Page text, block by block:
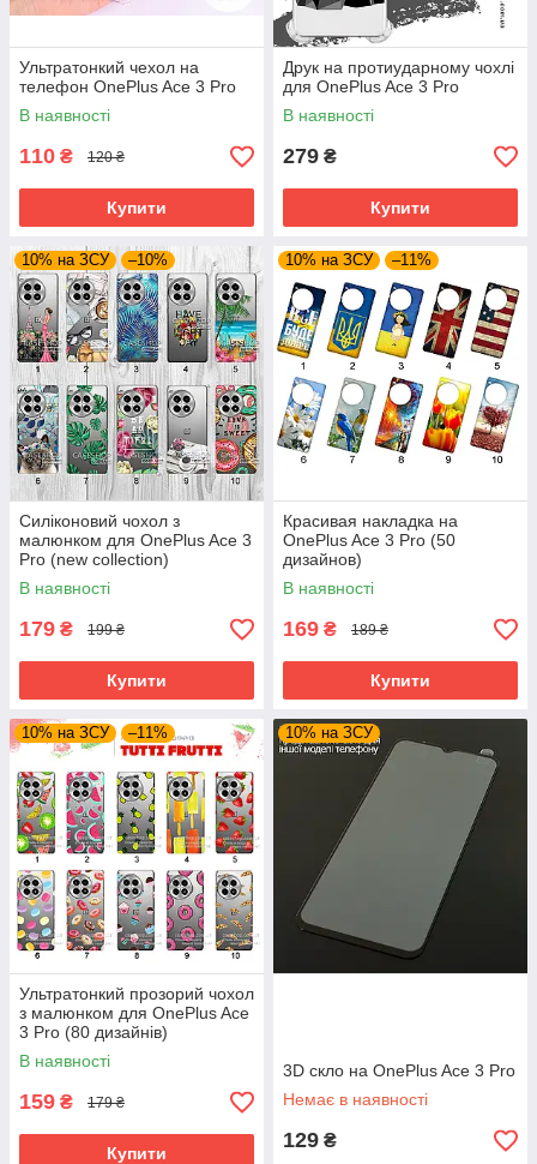
Ультратонкий чехол на
телефон OnePlus Ace 3 Pro
В наявності
110 ₴ 120 ₴
Купити
Друк на протиударному чохлі
для OnePlus Ace 3 Pro
В наявності
279 ₴
Купити
10% на ЗСУ –10%
Силіконовий чохол з
малюнком для OnePlus Ace 3
Pro (new collection)
В наявності
179 ₴ 199 ₴
Купити
10% на ЗСУ –11%
Красивая накладка на
OnePlus Ace 3 Pro (50
дизайнов)
В наявності
169 ₴ 189 ₴
Купити
10% на ЗСУ –11%
Ультратонкий прозорий чохол
з малюнком для OnePlus Ace
3 Pro (80 дизайнів)
В наявності
159 ₴ 179 ₴
Купити
10% на ЗСУ
3D скло на OnePlus Ace 3 Pro
Немає в наявності
129 ₴